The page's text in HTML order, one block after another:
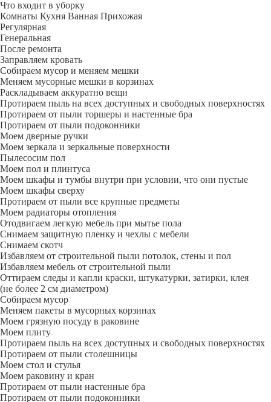
Что входит в уборку
Регу­лярная
Гене­ральная
После ремонта
Заправляем кровать
Собираем мусор и меняем мешки
Меняем мусорные мешки в корзинах
Раскладываем аккуратно вещи
Протираем пыль на всех доступных и свободных поверхностях
Протираем от пыли торшеры и настенные бра
Протираем от пыли подоконники
Моем дверные ручки
Моем зеркала и зеркальные поверхности
Пылесосим пол
Моем пол и плинтуса
Моем шкафы и тумбы внутри при условии, что они пустые
Моем шкафы сверху
Протираем от пыли все крупные предметы
Моем радиаторы отопления
Отодвигаем легкую мебель при мытье пола
Снимаем защитную пленку и чехлы с мебели
Снимаем скотч
Избавляем от строительной пыли потолок, стены и пол
Избавляем мебель от строительной пыли
Оттираем следы и капли краски, штукатурки, затирки, клея
(не более 2 см диаметром)
Собираем мусор
Меняем пакеты в мусорных корзинах
Моем грязную посуду в раковине
Моем плиту
Протираем пыль на всех доступных и свободных поверхностях
Протираем от пыли столешницы
Моем стол и стулья
Моем раковину и кран
Протираем от пыли настенные бра
Протираем от пыли подоконники